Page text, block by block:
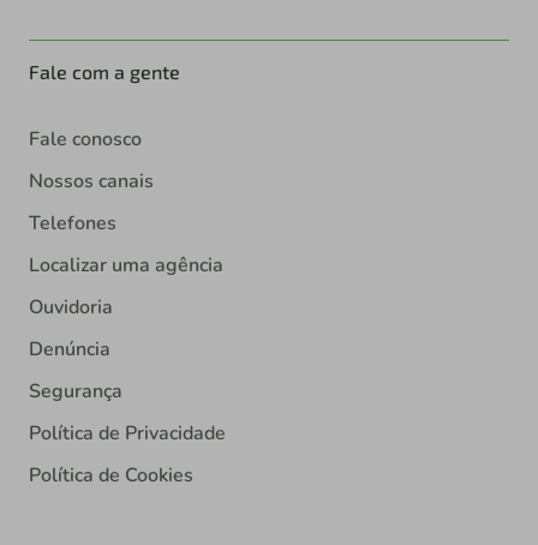
Fale com a gente
Fale conosco
Nossos canais
Telefones
Localizar uma agência
Ouvidoria
Denúncia
Segurança
Política de Privacidade
Política de Cookies